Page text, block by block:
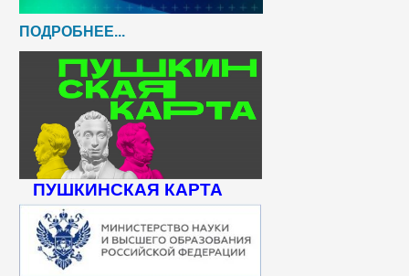
ПОДРОБНЕЕ...
ПУШКИНСКАЯ КАРТА